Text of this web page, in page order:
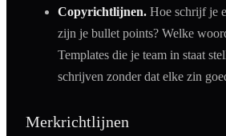
Copyrichtlijnen. Hoe schrijf je
zijn je bullet points? Welke
Templates die je team in staat
schrijven zonder dat elke zin
Merkrichtlijnen